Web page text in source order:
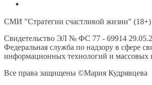
СМИ "Стратегии счастливой жизни" (18+)
Свидетельство ЭЛ № ФС 77 - 69914
Федеральная служба по надзору в сфере
информационных технологий и массовых
Все права защищены ©Мария Кудрявцева